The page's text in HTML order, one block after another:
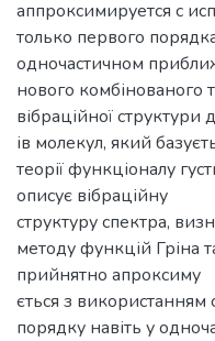
аппроксимируется с
только первого
одночастичном
нового комбінованого
вібраційної
ів молекул, який
теорії функціоналу
описує вібраційну
структуру спектра,
методу функцій Гріна
прийнятно апроксиму
ється з використанням
порядку навіть у